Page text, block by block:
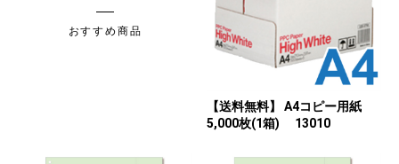
おすすめ商品
【送料無料】 A4コピー用紙
5,000枚(1箱) 13010